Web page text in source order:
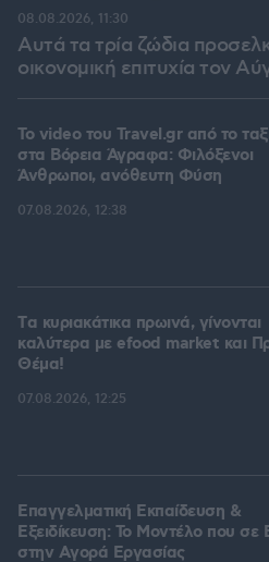
Αυτά τα τρία ζώδια
οικονομική επιτυχία τον
08.08.2026, 11:30
To video του Travel.gr από το
στα Βόρεια Άγραφα: Φιλόξενοι
Άνθρωποι, ανόθευτη Φύση
07.08.2026, 12:38
Tα κυριακάτικα πρωινά, γίνονται
καλύτερα με efood market και
Θέμα!
07.08.2026, 12:25
Επαγγελματική Εκπαίδευση &
Εξειδίκευση: Το Mοντέλο που σε
στην Aγορά Eργασίας